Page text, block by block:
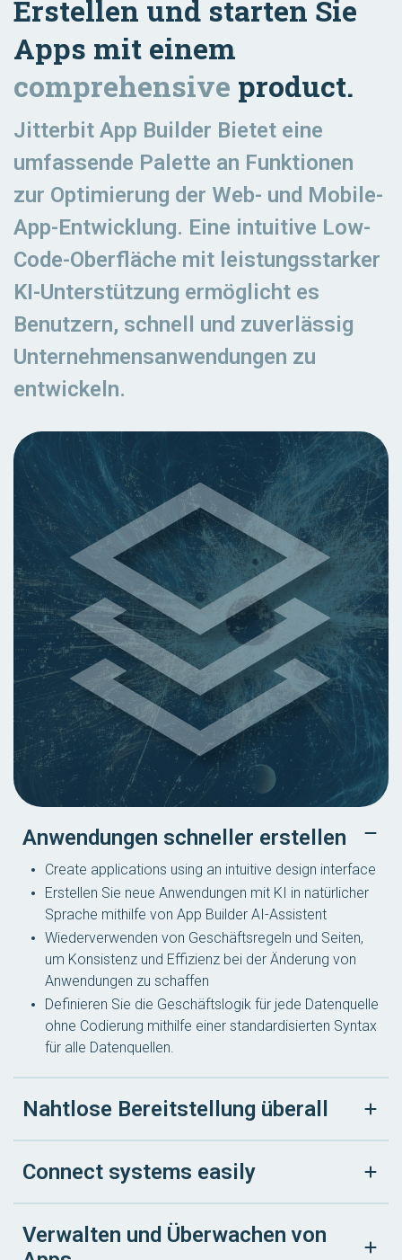
Erstellen und starten Sie
Apps mit einem
comprehensive product.
Jitterbit App Builder Bietet eine
umfassende Palette an Funktionen
zur Optimierung der Web- und Mobile-
App-Entwicklung. Eine intuitive Low-
Code-Oberfläche mit leistungsstarker
KI-Unterstützung ermöglicht es
Benutzern, schnell und zuverlässig
Unternehmensanwendungen zu
entwickeln.
Anwendungen schneller erstellen
Create applications using an intuitive design interface
Erstellen Sie neue Anwendungen mit KI in natürlicher
Sprache mithilfe von App Builder AI-Assistent
Wiederverwenden von Geschäftsregeln und Seiten,
um Konsistenz und Effizienz bei der Änderung von
Anwendungen zu schaffen
Definieren Sie die Geschäftslogik für jede Datenquelle
ohne Codierung mithilfe einer standardisierten Syntax
für alle Datenquellen.
Nahtlose Bereitstellung überall
Connect systems easily
Verwalten und Überwachen von